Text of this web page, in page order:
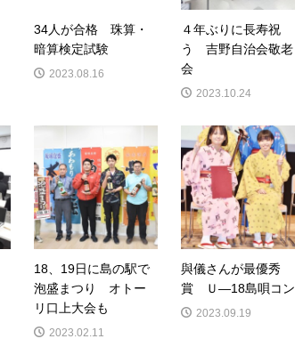
34人が合格 珠算・
暗算検定試験
2023.08.16
４年ぶりに長寿祝
う 吉野自治会敬老
会
2023.10.24
18、19日に島の駅で
泡盛まつり オトー
リ口上大会も
2023.02.11
與儀さんが最優秀
賞 Ｕ―18島唄コン
2023.09.19